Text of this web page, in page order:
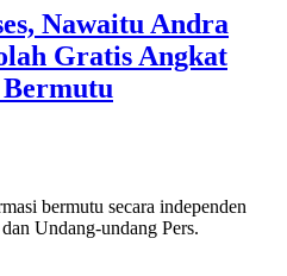
Nawaitu Andra
Gratis Angkat
bermutu secara independen
Undang-undang Pers.